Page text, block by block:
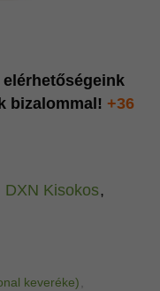
bizalommal! +36
DXN Kisokos,
keveréke) ,